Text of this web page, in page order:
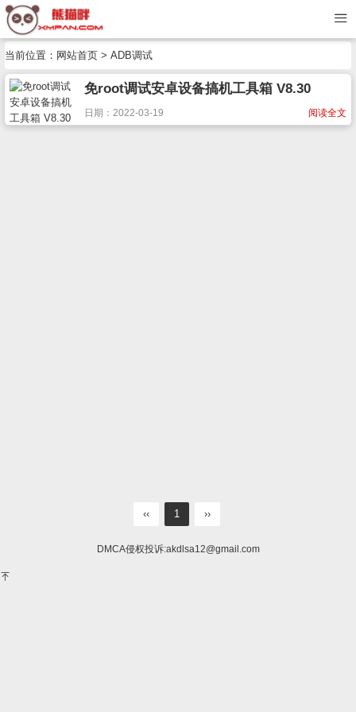
当前位置： 网站首页 > ADB调试
免root调试安卓设备搞机工具箱 V8.30
阅读全文
日期：2022-03-19
‹‹ 1 ››
DMCA侵权投诉:akdlsa12@gmail.com